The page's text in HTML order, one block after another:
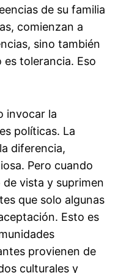
de su familia
comienzan a
sino también
es tolerancia. Eso
invocar la
políticas. La
diferencia,
Pero cuando
de vista y suprimen
que solo algunas
Esto es
provienen de
culturales y